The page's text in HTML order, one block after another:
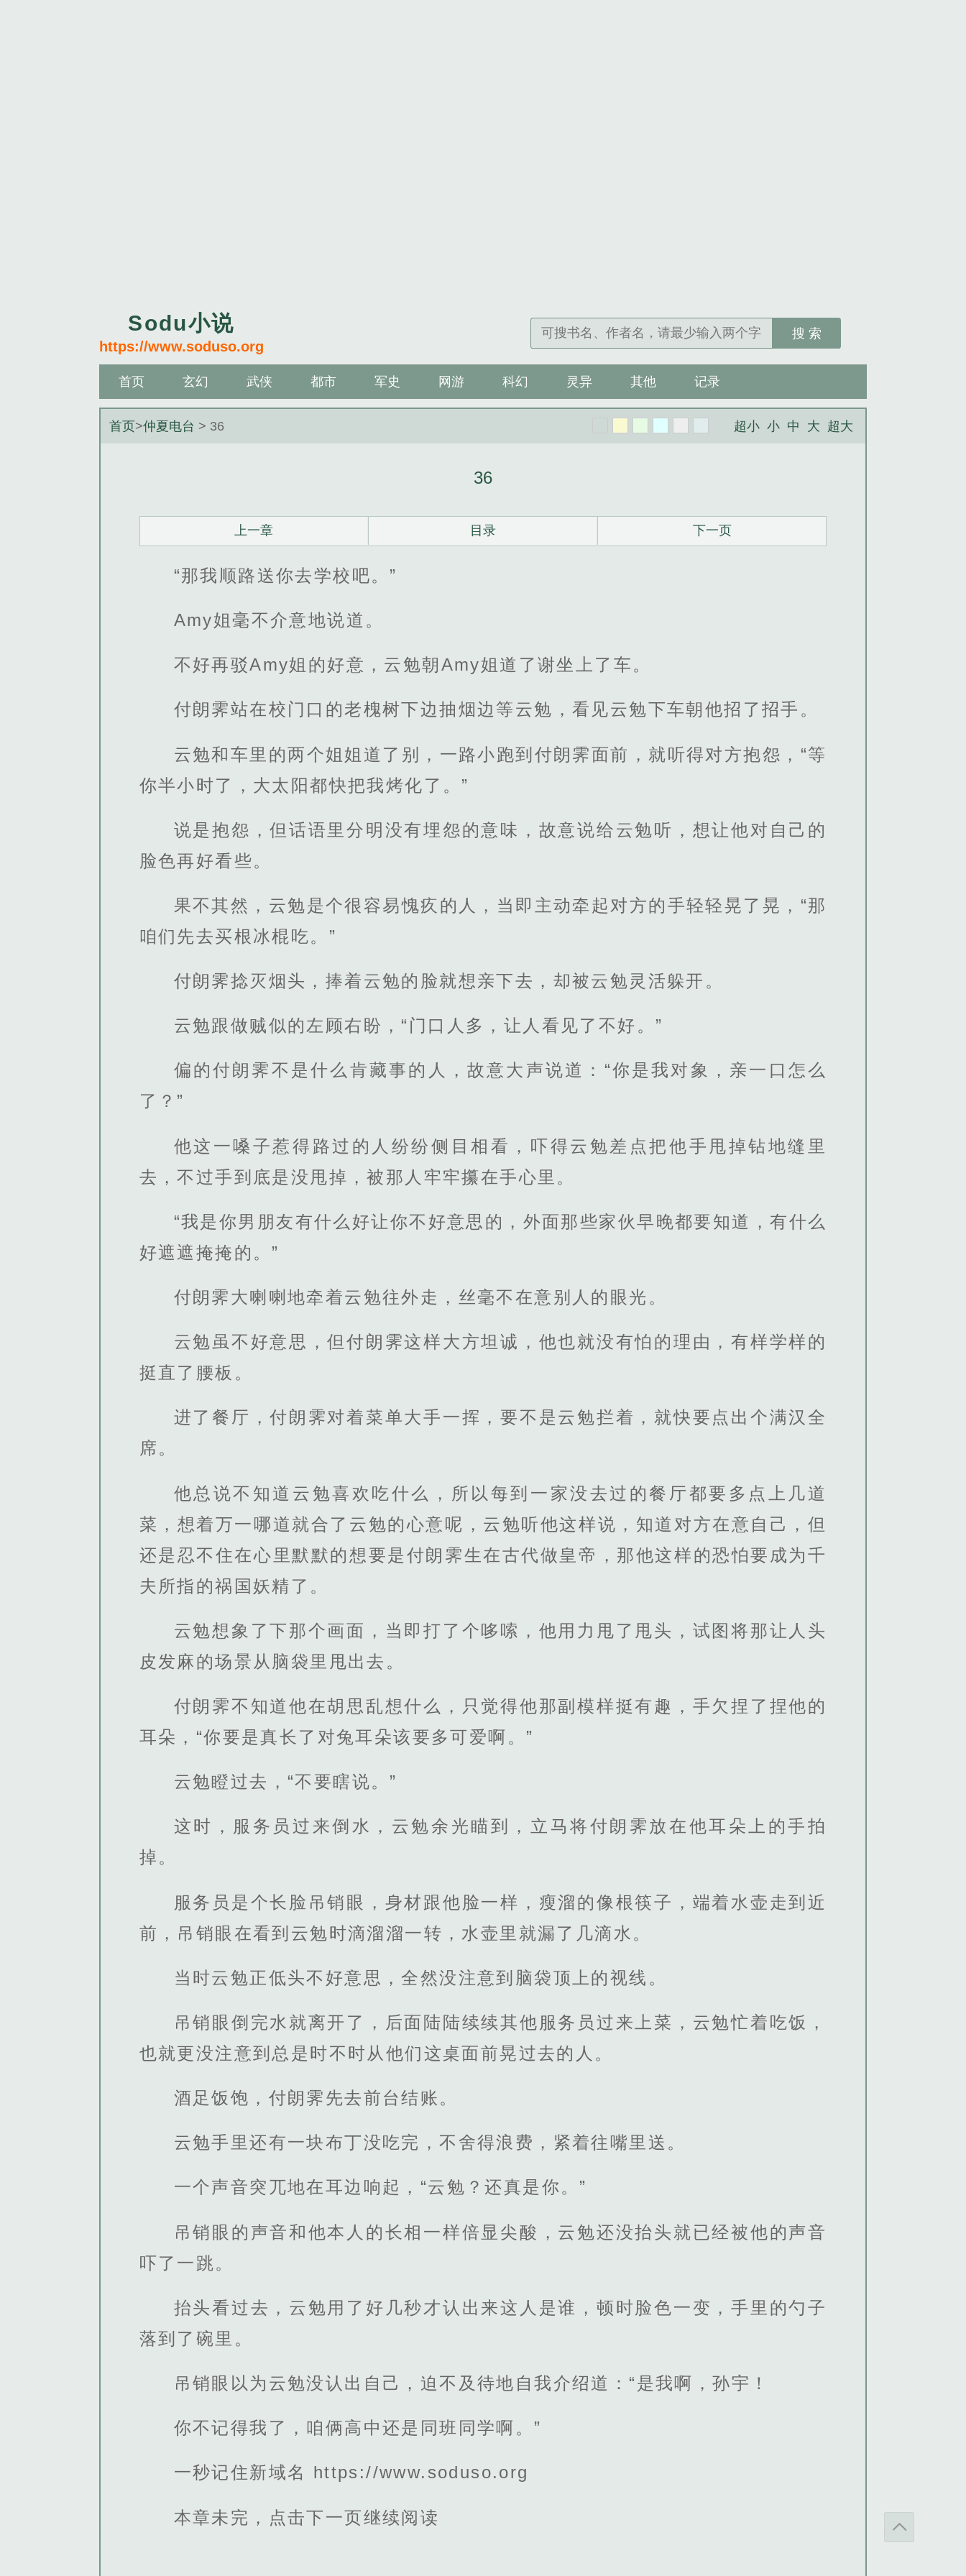
Sodu小说
https://www.soduso.org
搜 索
首页 玄幻 武侠 都市 军史 网游 科幻 灵异 其他 记录
首页>仲夏电台 > 36 超小 小 中 大 超大
36
上一章 目录 下一页
“那我顺路送你去学校吧。”
Amy姐毫不介意地说道。
不好再驳Amy姐的好意，云勉朝Amy姐道了谢坐上了车。
付朗霁站在校门口的老槐树下边抽烟边等云勉，看见云勉下车朝他招了招手。
云勉和车里的两个姐姐道了别，一路小跑到付朗霁面前，就听得对方抱怨，“等
你半小时了，大太阳都快把我烤化了。”
说是抱怨，但话语里分明没有埋怨的意味，故意说给云勉听，想让他对自己的
脸色再好看些。
果不其然，云勉是个很容易愧疚的人，当即主动牵起对方的手轻轻晃了晃，“那
咱们先去买根冰棍吃。”
付朗霁捻灭烟头，捧着云勉的脸就想亲下去，却被云勉灵活躲开。
云勉跟做贼似的左顾右盼，“门口人多，让人看见了不好。”
偏的付朗霁不是什么肯藏事的人，故意大声说道：“你是我对象，亲一口怎么
了？”
他这一嗓子惹得路过的人纷纷侧目相看，吓得云勉差点把他手甩掉钻地缝里
去，不过手到底是没甩掉，被那人牢牢攥在手心里。
“我是你男朋友有什么好让你不好意思的，外面那些家伙早晚都要知道，有什么
好遮遮掩掩的。”
付朗霁大喇喇地牵着云勉往外走，丝毫不在意别人的眼光。
云勉虽不好意思，但付朗霁这样大方坦诚，他也就没有怕的理由，有样学样的
挺直了腰板。
进了餐厅，付朗霁对着菜单大手一挥，要不是云勉拦着，就快要点出个满汉全
席。
他总说不知道云勉喜欢吃什么，所以每到一家没去过的餐厅都要多点上几道
菜，想着万一哪道就合了云勉的心意呢，云勉听他这样说，知道对方在意自己，但
还是忍不住在心里默默的想要是付朗霁生在古代做皇帝，那他这样的恐怕要成为千
夫所指的祸国妖精了。
云勉想象了下那个画面，当即打了个哆嗦，他用力甩了甩头，试图将那让人头
皮发麻的场景从脑袋里甩出去。
付朗霁不知道他在胡思乱想什么，只觉得他那副模样挺有趣，手欠捏了捏他的
耳朵，“你要是真长了对兔耳朵该要多可爱啊。”
云勉瞪过去，“不要瞎说。”
这时，服务员过来倒水，云勉余光瞄到，立马将付朗霁放在他耳朵上的手拍
掉。
服务员是个长脸吊销眼，身材跟他脸一样，瘦溜的像根筷子，端着水壶走到近
前，吊销眼在看到云勉时滴溜溜一转，水壶里就漏了几滴水。
当时云勉正低头不好意思，全然没注意到脑袋顶上的视线。
吊销眼倒完水就离开了，后面陆陆续续其他服务员过来上菜，云勉忙着吃饭，
也就更没注意到总是时不时从他们这桌面前晃过去的人。
酒足饭饱，付朗霁先去前台结账。
云勉手里还有一块布丁没吃完，不舍得浪费，紧着往嘴里送。
一个声音突兀地在耳边响起，“云勉？还真是你。”
吊销眼的声音和他本人的长相一样倍显尖酸，云勉还没抬头就已经被他的声音
吓了一跳。
抬头看过去，云勉用了好几秒才认出来这人是谁，顿时脸色一变，手里的勺子
落到了碗里。
吊销眼以为云勉没认出自己，迫不及待地自我介绍道：“是我啊，孙宇！
你不记得我了，咱俩高中还是同班同学啊。”
一秒记住新域名 https://www.soduso.org
本章未完，点击下一页继续阅读